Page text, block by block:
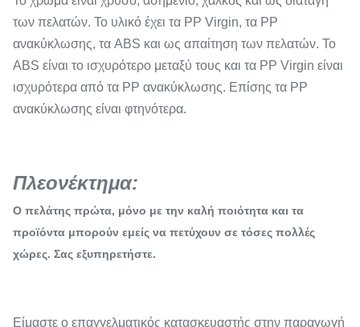
των πελατών. Το υλικό έχει τα PP Virgin, τα PP
ανακύκλωσης, τα ABS και ως απαίτηση των πελατών. Το
ABS είναι το ισχυρότερο μεταξύ τους και τα PP Virgin είναι
ισχυρότερα από τα PP ανακύκλωσης. Επίσης τα PP
ανακύκλωσης είναι φτηνότερα.
Πλεονέκτημα:
Ο πελάτης πρώτα, μόνο με την καλή ποιότητα και τα
προϊόντα μπορούν εμείς να πετύχουν σε τόσες πολλές
χώρες. Σας εξυπηρετήστε.
Είμαστε ο επαγγελματικός κατασκευαστής στην παραγωγή